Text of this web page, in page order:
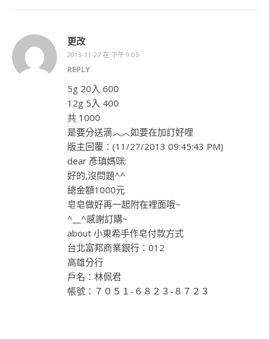
更改
2013-11-27 在 下午 9:05
REPLY
5g 20入 600
12g 5入 400
共 1000
是要分送滴︿︿如要在加訂好哩
版主回覆：(11/27/2013 09:45:43 PM)
dear 彥瑱媽咪:
好的,沒問題^^
總金額1000元
皂皂做好再一起附在裡面哦~
^__^感謝訂購~
about 小東希手作皂付款方式
台北富邦商業銀行：012
高雄分行
戶名：林佩君
帳號：７０５１-６８２３-８７２３